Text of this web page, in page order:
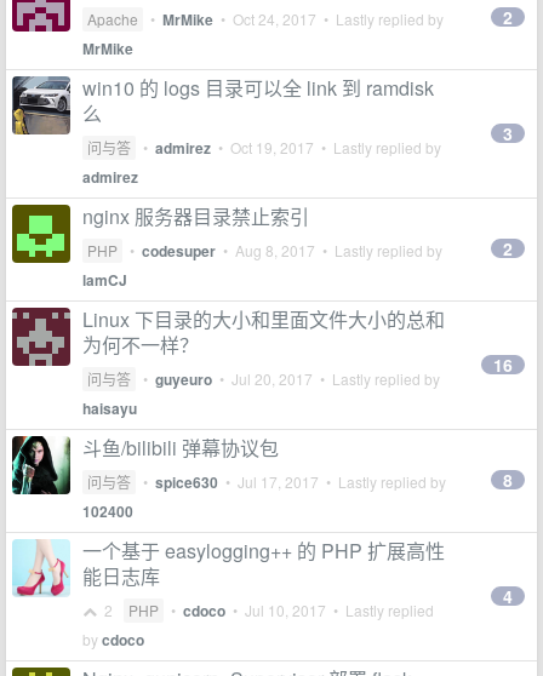
Apache • MrMike • Oct 24, 2017 • Lastly replied by
MrMike
2
win10 的 logs 目录可以全 link 到 ramdisk
么
问与答 • admirez • Oct 19, 2017 • Lastly replied by
admirez
3
nginx 服务器目录禁止索引
PHP • codesuper • Aug 8, 2017 • Lastly replied by
lamCJ
2
Linux 下目录的大小和里面文件大小的总和
为何不一样？
问与答 • guyeuro • Jul 20, 2017 • Lastly replied by
haisayu
16
斗鱼/bilibili 弹幕协议包
问与答 • spice630 • Jul 17, 2017 • Lastly replied by
102400
8
一个基于 easylogging++ 的 PHP 扩展高性
能日志库
2 PHP • cdoco • Jul 10, 2017 • Lastly replied
bycdoco
4